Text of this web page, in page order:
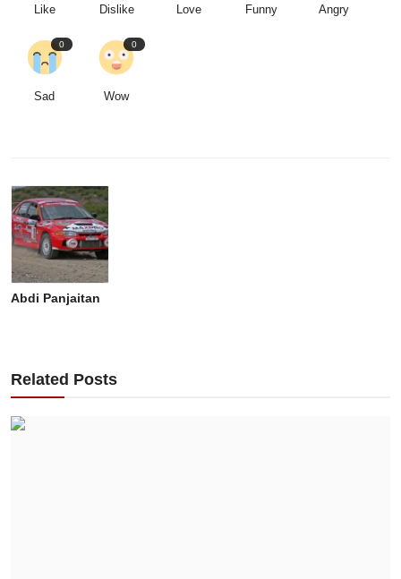
Like Dislike Love Funny Angry
0
Sad
0
Wow
Abdi Panjaitan
Related Posts